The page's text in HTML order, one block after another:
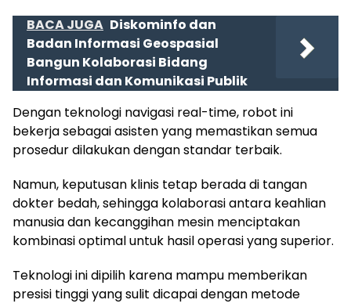
BACA JUGA Diskominfo dan
Badan Informasi Geospasial
Bangun Kolaborasi Bidang
Informasi dan Komunikasi Publik
Dengan teknologi navigasi real-time, robot ini
bekerja sebagai asisten yang memastikan semua
prosedur dilakukan dengan standar terbaik.
Namun, keputusan klinis tetap berada di tangan
dokter bedah, sehingga kolaborasi antara keahlian
manusia dan kecanggihan mesin menciptakan
kombinasi optimal untuk hasil operasi yang superior.
Teknologi ini dipilih karena mampu memberikan
presisi tinggi yang sulit dicapai dengan metode